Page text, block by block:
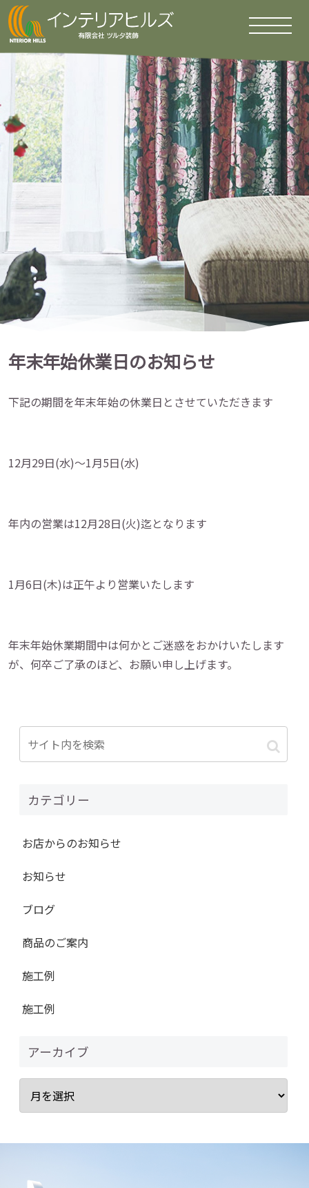
年末年始休業日のお知らせ
下記の期間を年末年始の休業日とさせていただきます
12月29日(水)～1月5日(水)
年内の営業は12月28日(火)迄となります
1月6日(木)は正午より営業いたします
年末年始休業期間中は何かとご迷惑をおかけいたします
が、何卒ご了承のほど、お願い申し上げます。
カテゴリー
お店からのお知らせ
お知らせ
ブログ
商品のご案内
施工例
施工例
アーカイブ